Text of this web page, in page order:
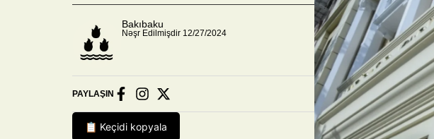
Bakıbaku
Nəşr Edilmişdir 12/27/2024
PAYLAŞIN
📋 Keçidi kopyala